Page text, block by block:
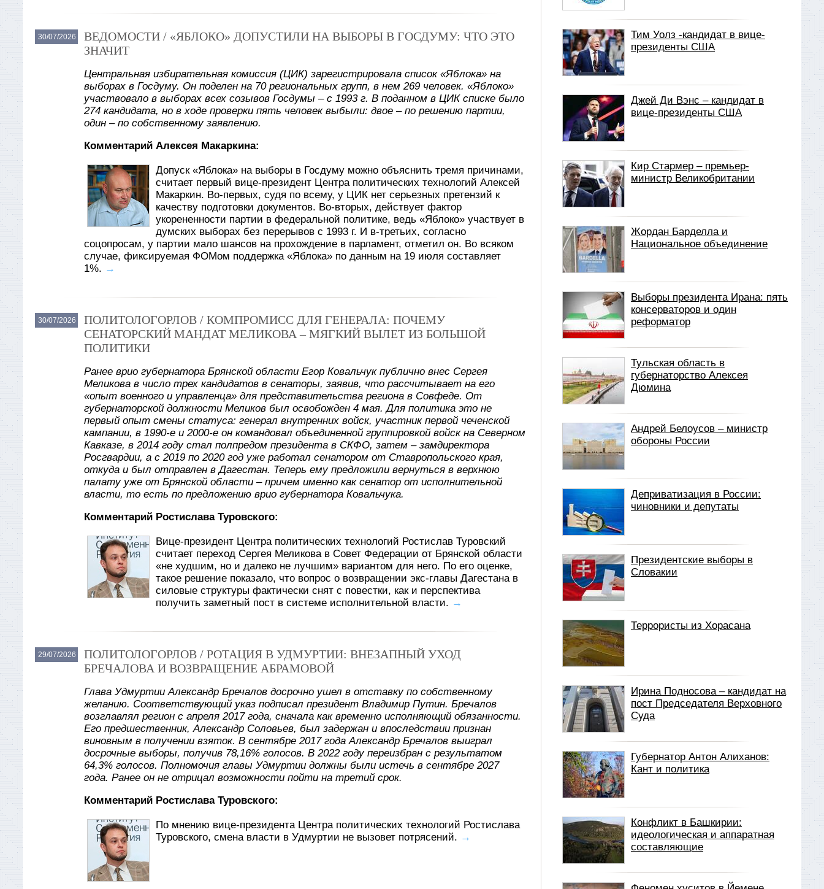
30/07/2026
ВЕДОМОСТИ / «ЯБЛОКО» ДОПУСТИЛИ НА ВЫБОРЫ В ГОСДУМУ: ЧТО ЭТО
ЗНАЧИТ
Центральная избирательная комиссия (ЦИК) зарегистрировала список «Яблока» на
выборах в Госдуму. Он поделен на 70 региональных групп, в нем 269 человек. «Яблоко»
участвовало в выборах всех созывов Госдумы – с 1993 г. В поданном в ЦИК списке было
274 кандидата, но в ходе проверки пять человек выбыли: двое – по решению партии,
один – по собственному заявлению.
Комментарий Алексея Макаркина:
Допуск «Яблока» на выборы в Госдуму можно объяснить тремя причинами,
считает первый вице-президент Центра политических технологий Алексей
Макаркин. Во-первых, судя по всему, у ЦИК нет серьезных претензий к
качеству подготовки документов. Во-вторых, действует фактор
укорененности партии в федеральной политике, ведь «Яблоко» участвует в
думских выборах без перерывов с 1993 г. И в-третьих, согласно
соцопросам, у партии мало шансов на прохождение в парламент, отметил он. Во всяком
случае, фиксируемая ФОМом поддержка «Яблока» по данным на 19 июля составляет
1%. →
30/07/2026
ПОЛИТОЛОГОРЛОВ / КОМПРОМИСС ДЛЯ ГЕНЕРАЛА: ПОЧЕМУ
СЕНАТОРСКИЙ МАНДАТ МЕЛИКОВА – МЯГКИЙ ВЫЛЕТ ИЗ БОЛЬШОЙ
ПОЛИТИКИ
Ранее врио губернатора Брянской области Егор Ковальчук публично внес Сергея
Меликова в число трех кандидатов в сенаторы, заявив, что рассчитывает на его
«опыт военного и управленца» для представительства региона в Совфеде. От
губернаторской должности Меликов был освобожден 4 мая. Для политика это не
первый опыт смены статуса: генерал внутренних войск, участник первой чеченской
кампании, в 1990-е и 2000-е он командовал объединенной группировкой войск на Северном
Кавказе, в 2014 году стал полпредом президента в СКФО, затем – замдиректора
Росгвардии, а с 2019 по 2020 год уже работал сенатором от Ставропольского края,
откуда и был отправлен в Дагестан. Теперь ему предложили вернуться в верхнюю
палату уже от Брянской области – причем именно как сенатор от исполнительной
власти, то есть по предложению врио губернатора Ковальчука.
Комментарий Ростислава Туровского:
Вице-президент Центра политических технологий Ростислав Туровский
считает переход Сергея Меликова в Совет Федерации от Брянской области
«не худшим, но и далеко не лучшим» вариантом для него. По его оценке,
такое решение показало, что вопрос о возвращении экс-главы Дагестана в
силовые структуры фактически снят с повестки, как и перспектива
получить заметный пост в системе исполнительной власти. →
29/07/2026
ПОЛИТОЛОГОРЛОВ / РОТАЦИЯ В УДМУРТИИ: ВНЕЗАПНЫЙ УХОД
БРЕЧАЛОВА И ВОЗВРАЩЕНИЕ АБРАМОВОЙ
Глава Удмуртии Александр Бречалов досрочно ушел в отставку по собственному
желанию. Соответствующий указ подписал президент Владимир Путин. Бречалов
возглавлял регион с апреля 2017 года, сначала как временно исполняющий обязанности.
Его предшественник, Александр Соловьев, был задержан и впоследствии признан
виновным в получении взяток. В сентябре 2017 года Александр Бречалов выиграл
досрочные выборы, получив 78,16% голосов. В 2022 году переизбран с результатом
64,3% голосов. Полномочия главы Удмуртии должны были истечь в сентябре 2027
года. Ранее он не отрицал возможности пойти на третий срок.
Комментарий Ростислава Туровского:
По мнению вице-президента Центра политических технологий Ростислава
Туровского, смена власти в Удмуртии не вызовет потрясений. →
Тим Уолз -кандидат в вице-
президенты США
Джей Ди Вэнс – кандидат в
вице-президенты США
Кир Стармер – премьер-
министр Великобритании
Жордан Барделла и
Национальное объединение
Выборы президента Ирана: пять
консерваторов и один
реформатор
Тульская область в
губернаторство Алексея
Дюмина
Андрей Белоусов – министр
обороны России
Деприватизация в России:
чиновники и депутаты
Президентские выборы в
Словакии
Террористы из Хорасана
Ирина Подносова – кандидат на
пост Председателя Верховного
Суда
Губернатор Антон Алиханов:
Кант и политика
Конфликт в Башкирии:
идеологическая и аппаратная
составляющие